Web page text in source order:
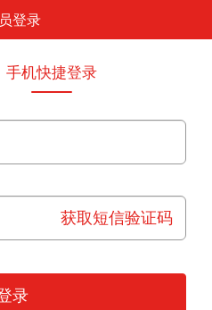
登录
手机快捷登录
获取短信验证码
录